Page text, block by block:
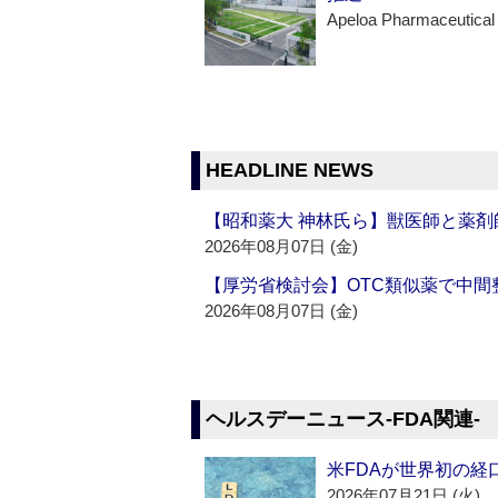
Apeloa Pharmaceutical
HEADLINE NEWS
【昭和薬大 神林氏ら】獣医師と薬
2026年08月07日 (金)
【厚労省検討会】OTC類似薬で中
2026年08月07日 (金)
ヘルスデーニュース‐FDA関連‐
米FDAが世界初の経